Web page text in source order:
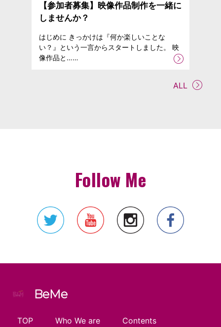
【参加者募集】映像作品制作を一緒に
しませんか？
はじめに きっかけは『何か楽しいことな
い？』という一言からスタートしました。 映
像作品と……
ALL
Follow Me
BeMe
TOP Who We are
Contents